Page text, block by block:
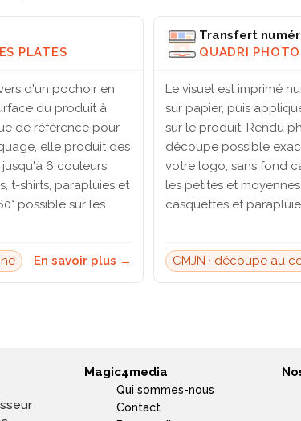
PLATES
d'un pochoir en
du produit à
de référence pour
elle produit des
6 couleurs
t-shirts, parapluies et
possible sur les
En savoir plus →
Transfert
QUADRI
Le visuel est imprimé
sur papier, puis
sur le produit. Rendu
découpe possible
votre logo, sans fond
les petites et
casquettes et
CMJN · découpe au
Magic4media
Qui sommes-nous
Contact